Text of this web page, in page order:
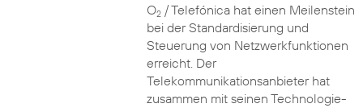
O2/ Telefónica hat einen Meilenstein
bei der Standardisierung und
Steuerung von Netzwerkfunktionen
erreicht. Der
Telekommunikationsanbieter hat
zusammen mit seinen Technologie-